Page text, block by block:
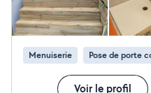
Menuiserie Pose de porte
Voir le profil